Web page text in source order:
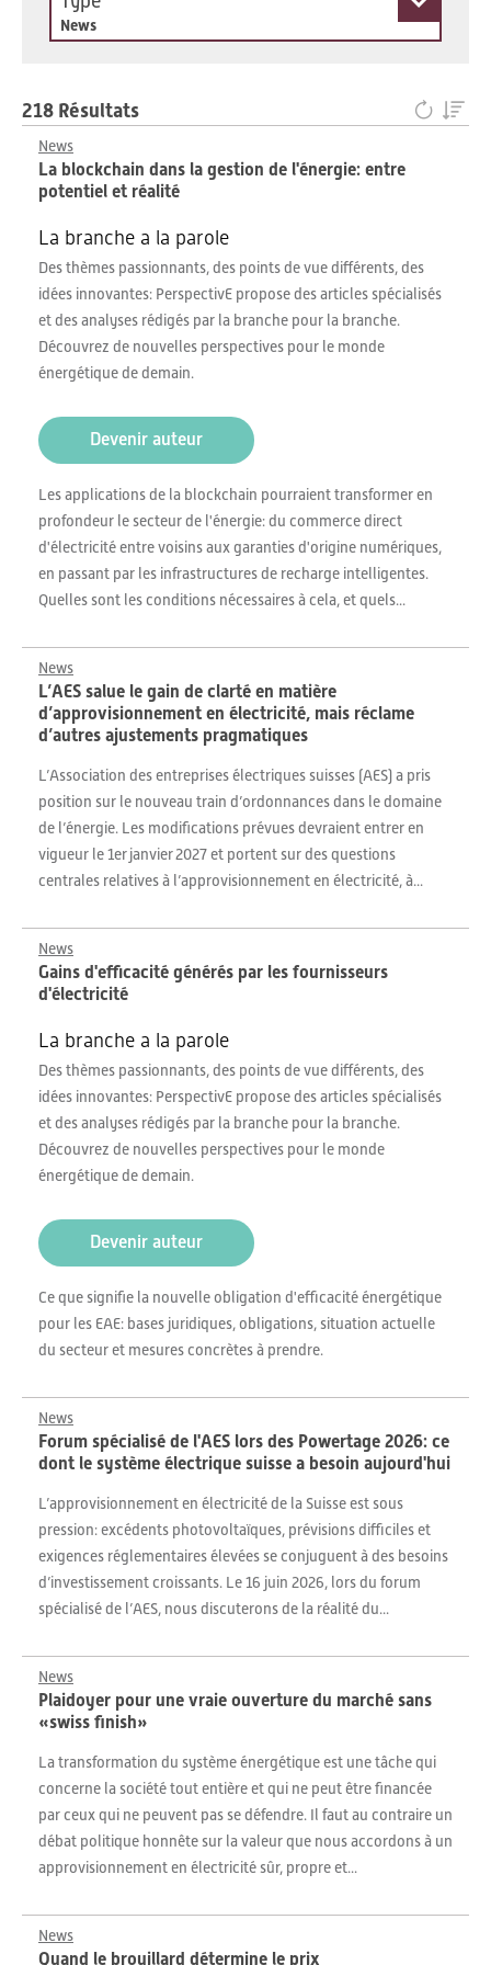
News
218 Résultats
News
La blockchain dans la gestion de l'énergie: entre
potentiel et réalité
La branche a la parole
Des thèmes passionnants, des points de vue différents, des
idées innovantes: PerspectivE propose des articles spécialisés
et des analyses rédigés par la branche pour la branche.
Découvrez de nouvelles perspectives pour le monde
énergétique de demain.
Devenir auteur
Les applications de la blockchain pourraient transformer en
profondeur le secteur de l'énergie: du commerce direct
d'électricité entre voisins aux garanties d'origine numériques,
en passant par les infrastructures de recharge intelligentes.
Quelles sont les conditions nécessaires à cela, et quels...
News
L’AES salue le gain de clarté en matière
d’approvisionnement en électricité, mais réclame
d’autres ajustements pragmatiques
L’Association des entreprises électriques suisses (AES) a pris
position sur le nouveau train d’ordonnances dans le domaine
de l’énergie. Les modifications prévues devraient entrer en
vigueur le 1er janvier 2027 et portent sur des questions
centrales relatives à l’approvisionnement en électricité, à...
News
Gains d'efficacité générés par les fournisseurs
d'électricité
La branche a la parole
Des thèmes passionnants, des points de vue différents, des
idées innovantes: PerspectivE propose des articles spécialisés
et des analyses rédigés par la branche pour la branche.
Découvrez de nouvelles perspectives pour le monde
énergétique de demain.
Devenir auteur
Ce que signifie la nouvelle obligation d'efficacité énergétique
pour les EAE: bases juridiques, obligations, situation actuelle
du secteur et mesures concrètes à prendre.
News
Forum spécialisé de l'AES lors des Powertage 2026: ce
dont le système électrique suisse a besoin aujourd'hui
L’approvisionnement en électricité de la Suisse est sous
pression: excédents photovoltaïques, prévisions difficiles et
exigences réglementaires élevées se conjuguent à des besoins
d’investissement croissants. Le 16 juin 2026, lors du forum
spécialisé de l’AES, nous discuterons de la réalité du...
News
Plaidoyer pour une vraie ouverture du marché sans
«swiss finish»
La transformation du système énergétique est une tâche qui
concerne la société tout entière et qui ne peut être financée
par ceux qui ne peuvent pas se défendre. Il faut au contraire un
débat politique honnête sur la valeur que nous accordons à un
approvisionnement en électricité sûr, propre et...
News
Quand le brouillard détermine le prix